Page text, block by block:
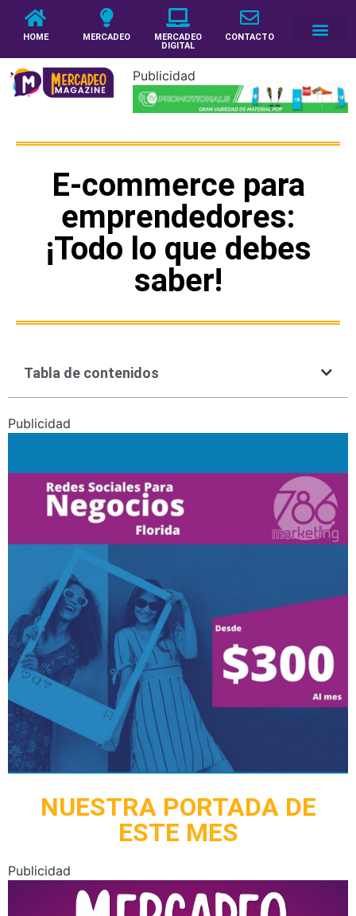
HOME MERCADEO
MERCADEO
DIGITAL
CONTACTO
Publicidad
E-commerce para
emprendedores:
¡Todo lo que debes
saber!
Tabla de contenidos
Publicidad
NUESTRA PORTADA DE
ESTE MES
Publicidad